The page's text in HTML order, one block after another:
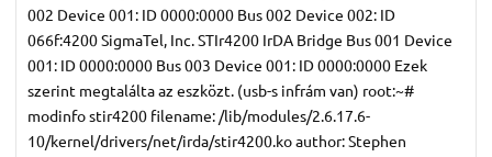
002 Device 001: ID 0000:0000 Bus 002 Device 002: ID
066f:4200 SigmaTel, Inc. STIr4200 IrDA Bridge Bus 001 Device
001: ID 0000:0000 Bus 003 Device 001: ID 0000:0000 Ezek
szerint megtalálta az eszközt. (usb-s infrám van) root:~#
modinfo stir4200 filename: /lib/modules/2.6.17.6-
10/kernel/drivers/net/irda/stir4200.ko author: Stephen